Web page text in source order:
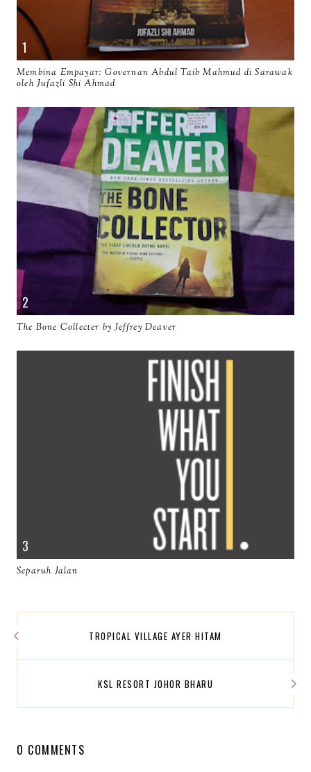
Membina Empayar: Governan Abdul Taib Mahmud di Sarawak
oleh Jufazli Shi Ahmad
The Bone Collecter by Jeffrey Deaver
Separuh Jalan
TROPICAL VILLAGE AYER HITAM
KSL RESORT JOHOR BHARU
0 COMMENTS